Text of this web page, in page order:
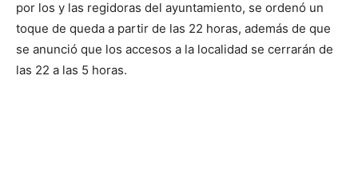
por los y las regidoras del ayuntamiento, se ordenó un
toque de queda a partir de las 22 horas, además de que
se anunció que los accesos a la localidad se cerrarán de
las 22 a las 5 horas.